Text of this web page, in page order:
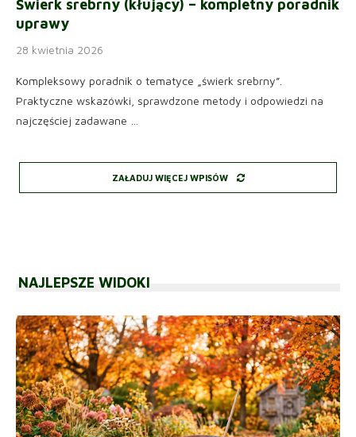
Świerk srebrny (kłujący) – kompletny poradnik
uprawy
28 kwietnia 2026
Kompleksowy poradnik o tematyce „świerk srebrny”.
Praktyczne wskazówki, sprawdzone metody i odpowiedzi na
najczęściej zadawane …
ZAŁADUJ WIĘCEJ WPISÓW
NAJLEPSZE WIDOKI